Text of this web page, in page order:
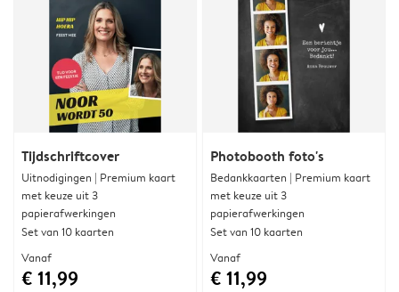
Tijdschriftcover
Uitnodigingen | Premium kaart
met keuze uit 3
papierafwerkingen
Set van 10 kaarten
Vanaf
€ 11,99
Photobooth foto's
Bedankkaarten | Premium kaart
met keuze uit 3
papierafwerkingen
Set van 10 kaarten
Vanaf
€ 11,99